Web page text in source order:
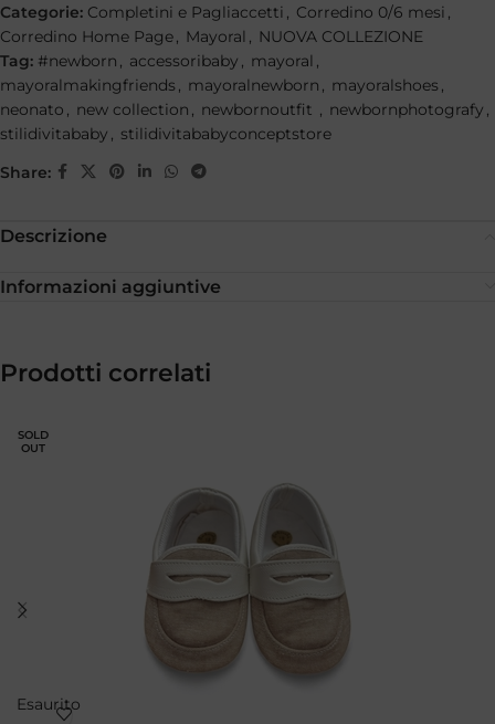
Categorie: Completini e Pagliaccetti , Corredino 0/6 mesi ,
Corredino Home Page, Mayoral , NUOVA COLLEZIONE
Tag: #newborn , accessoribaby , mayoral ,
mayoralmakingfriends , mayoralnewborn , mayoralshoes ,
neonato , new collection , newbornoutfit , newbornphotografy ,
stilidivitababy , stilidivitababyconceptstore
Share:
Descrizione
Informazioni aggiuntive
Prodotti correlati
SOLD
OUT
Esaurito